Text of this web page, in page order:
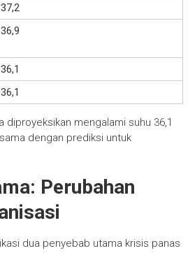
37,2
36,9
36,1
36,1
diproyeksikan mengalami suhu 36,1
dengan prediksi untuk
Perubahan
dua penyebab utama krisis panas